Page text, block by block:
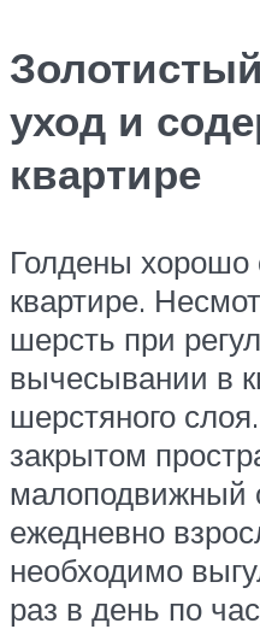
уход и
квартире
Голдены хорошо
квартире.
шерсть при
вычесывании в
шерстяного
закрытом
малоподвижный
ежедневно
необходимо
раз в день по